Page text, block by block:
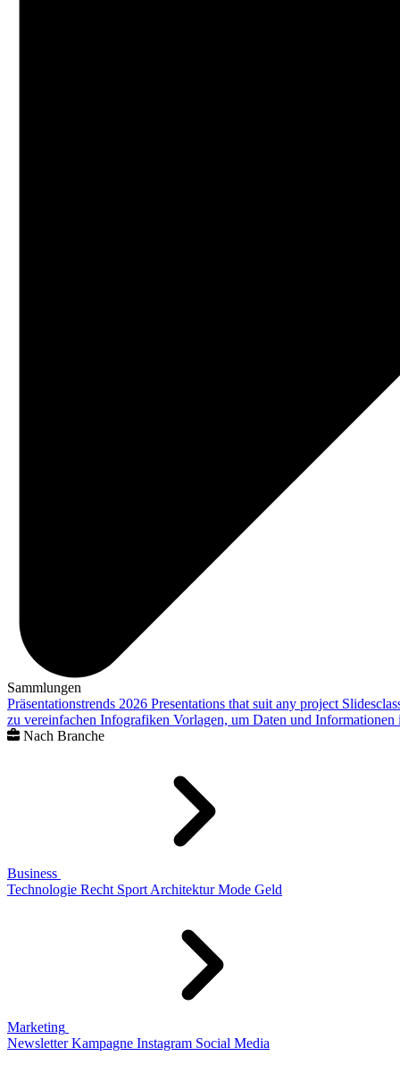
Sammlungen
Präsentationstrends 2026 Presentations that suit any project
zu vereinfachen Infografiken Vorlagen, um Daten und
Nach Branche
Business
Technologie Recht Sport Architektur Mode Geld
Marketing
Newsletter Kampagne Instagram Social Media